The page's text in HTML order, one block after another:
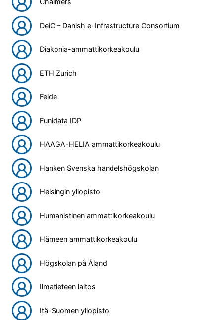
Chalmers
DeiC – Danish e-Infrastructure Consortium
Diakonia-ammattikorkeakoulu
ETH Zurich
Feide
Funidata IDP
HAAGA-HELIA ammattikorkeakoulu
Hanken Svenska handelshögskolan
Helsingin yliopisto
Humanistinen ammattikorkeakoulu
Hämeen ammattikorkeakoulu
Högskolan på Åland
Ilmatieteen laitos
Itä-Suomen yliopisto